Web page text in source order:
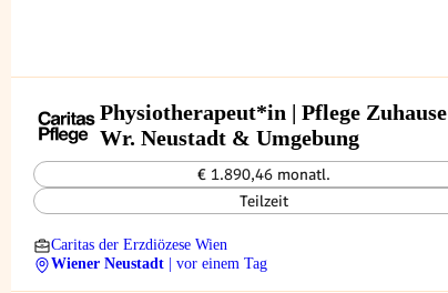
Physiotherapeut*in | Pflege Zuhause
Wr. Neustadt & Umgebung
€ 1.890,46 monatl.
Teilzeit
Caritas der Erzdiözese Wien
Wiener Neustadt
| vor einem Tag